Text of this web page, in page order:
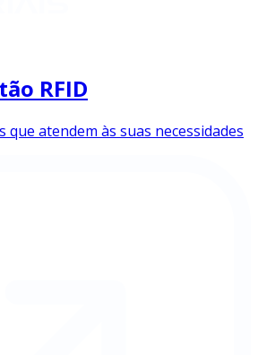
RFID
que atendem às suas necessidades